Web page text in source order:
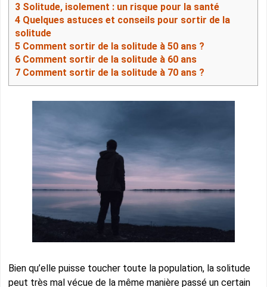
3 Solitude, isolement : un risque pour la santé
4 Quelques astuces et conseils pour sortir de la
solitude
5 Comment sortir de la solitude à 50 ans ?
6 Comment sortir de la solitude à 60 ans
7 Comment sortir de la solitude à 70 ans ?
Bien qu’elle puisse toucher toute la population, la solitude
peut très mal vécue de la même manière passé un certain